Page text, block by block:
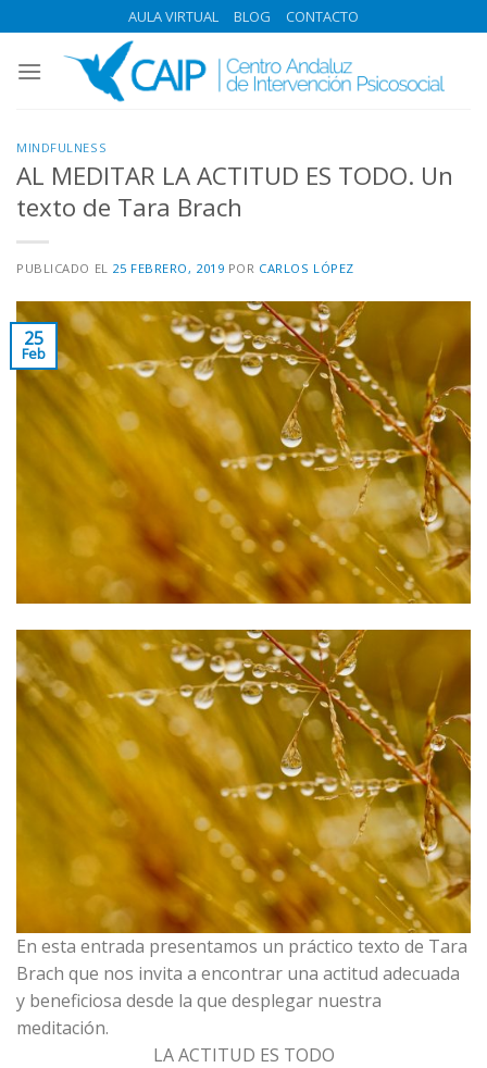
to
content
AULA VIRTUAL BLOG CONTACTO
MINDFULNESS
AL MEDITAR LA ACTITUD ES TODO. Un
texto de Tara Brach
PUBLICADO EL 25 FEBRERO, 2019 POR CARLOS LÓPEZ
25
Feb
En esta entrada presentamos un práctico texto de Tara
Brach que nos invita a encontrar una actitud adecuada
y beneficiosa desde la que desplegar nuestra
meditación.
LA ACTITUD ES TODO